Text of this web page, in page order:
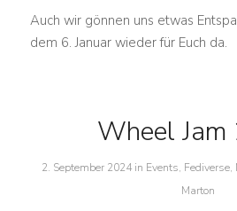
Auch wir gönnen uns etwas
dem 6. Januar wieder für Euch da.
Wheel
2. September 2024 in Events, Fediverse,
Marton